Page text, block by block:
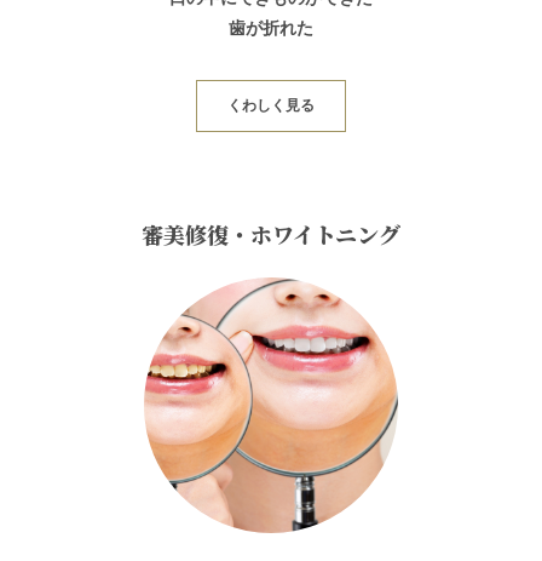
歯が折れた
くわしく見る
審美修復・ホワイトニング